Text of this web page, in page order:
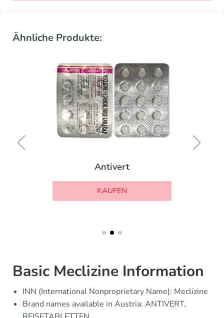
Ähnliche Produkte:
Antivert
KAUFEN
Basic Meclizine Information
INN (International Nonproprietary Name): Meclizine
Brand names available in Austria: ANTIVERT,